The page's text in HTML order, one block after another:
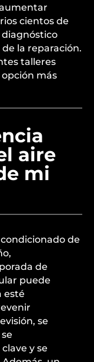
cientos de
la reparación.
talleres
más
aire
mi
de
de
puede
esté
se
y se